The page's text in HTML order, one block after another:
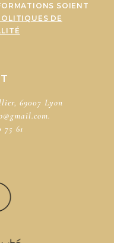
SOIENT
DE
69007 Lyon
75 61